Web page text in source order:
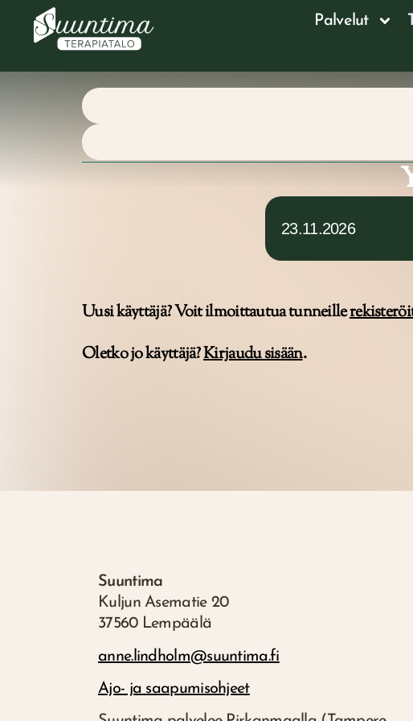
Palvelut
23.11.2026
Uusi käyttäjä? Voit ilmoittautua tunneille
Oletko jo käyttäjä?Kirjaudu sisään.
Suuntima
Kuljun Asematie 20
37560 Lempäälä
anne.lindholm@suuntima.fi
Ajo- ja saapumisohjeet